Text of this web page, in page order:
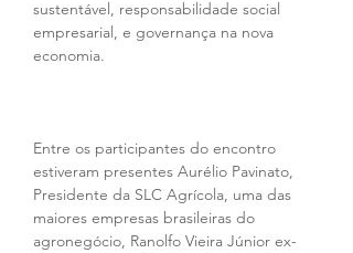
sustentável, responsabilidade social
empresarial, e governança na nova
economia.
Entre os participantes do encontro
estiveram presentes Aurélio Pavinato,
Presidente da SLC Agrícola, uma das
maiores empresas brasileiras do
agronegócio, Ranolfo Vieira Júnior ex-